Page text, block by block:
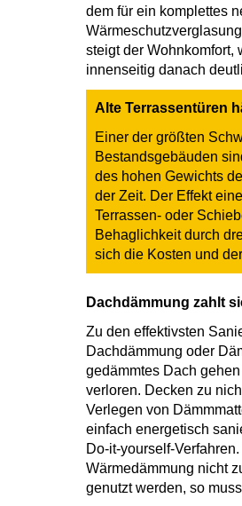
dem für ein komplettes
steigt der Wohnkomfort,
innenseitig danach
Alte Terrassentüren
Einer der größten
Bestandsgebäuden
des hohen Gewichts
der Zeit. Der Effekt
Terrassen- oder
Behaglichkeit durch
sich die Kosten und
Dachdämmung zahlt
Zu den effektivsten
Dachdämmung oder
gedämmtes Dach
verloren. Decken zu
Verlegen von
einfach energetisch
Do-it-yourself-
Wärmedämmung nicht
genutzt werden, so